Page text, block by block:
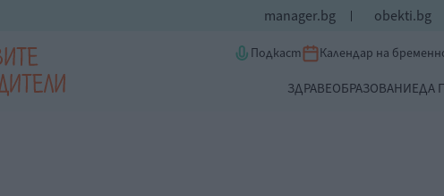
manager.bg obekti.bg
Подкаст Календар на
ЗДРАВЕОБРАЗОВАНИЕДА